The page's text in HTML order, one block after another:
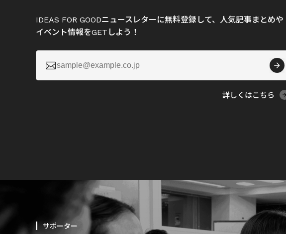
IDEAS FOR GOODニュースレターに無料登録して、人気記事まとめや
イベント情報をGETしよう！

詳しくはこちら
サポーター